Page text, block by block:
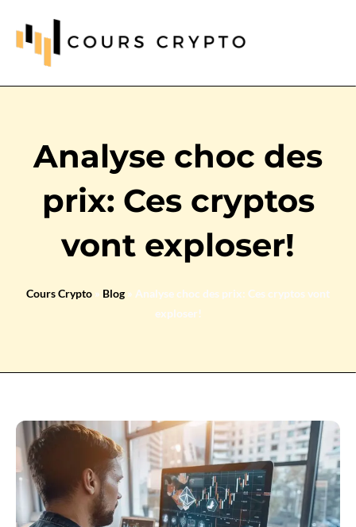
Analyse choc des
prix: Ces cryptos
vont exploser!
Cours Crypto » Blog » Analyse choc des prix: Ces cryptos vont
exploser!